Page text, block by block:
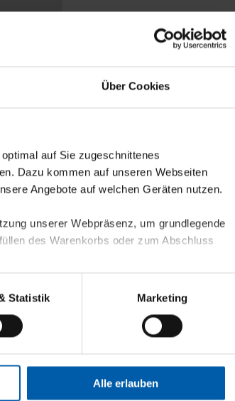
Über Cookies
auf Sie zugeschnittenes
Dazu kommen auf unseren Webseiten
Angebote auf welchen Geräten nutzen.
unserer Webpräsenz, um grundlegende
des Warenkorbs oder zum Abschluss
Nutzerverhaltens und Ihres Profils
unserer Webpräsenz speichern wir
an Dritte wie etwa unsere
Ihr personalisiertes Einkaufserlebnis
selbst festlegen, die Sie erlauben
Statistik Marketing
Alle erlauben
Nachhaltigkeit